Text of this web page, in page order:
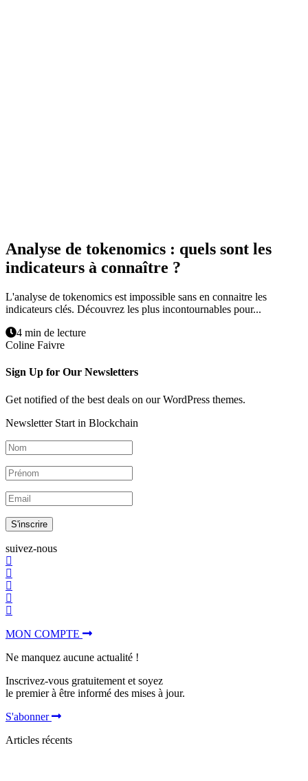
Analyse de tokenomics : quels sont les
indicateurs à connaître ?
L'analyse de tokenomics est impossible sans en connaitre les
indicateurs clés. Découvrez les plus incontournables pour...
4 min de lecture
Coline Faivre
Sign Up for Our Newsletters
Get notified of the best deals on our WordPress themes.
Newsletter Start in Blockchain
S'inscrire
suivez-nous
MON COMPTE
Ne manquez aucune actualité !
Inscrivez-vous gratuitement et soyez
le premier à être informé des mises à jour.
S'abonner
Articles récents